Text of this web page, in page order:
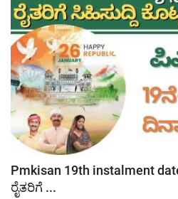
Pmkisan 19th instalment
ರೈತರಿಗೆ ...